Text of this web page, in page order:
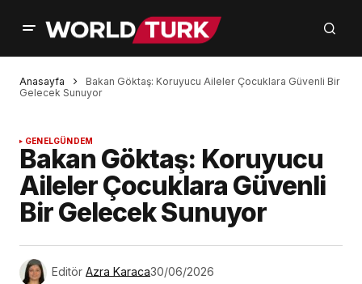
Anasayfa
Bakan Göktaş: Koruyucu Aileler Çocuklara Güvenli Bir
Gelecek Sunuyor
GENELGÜNDEM
Bakan Göktaş: Koruyucu
Aileler Çocuklara Güvenli
Bir Gelecek Sunuyor
Editör Azra Karaca30/06/2026